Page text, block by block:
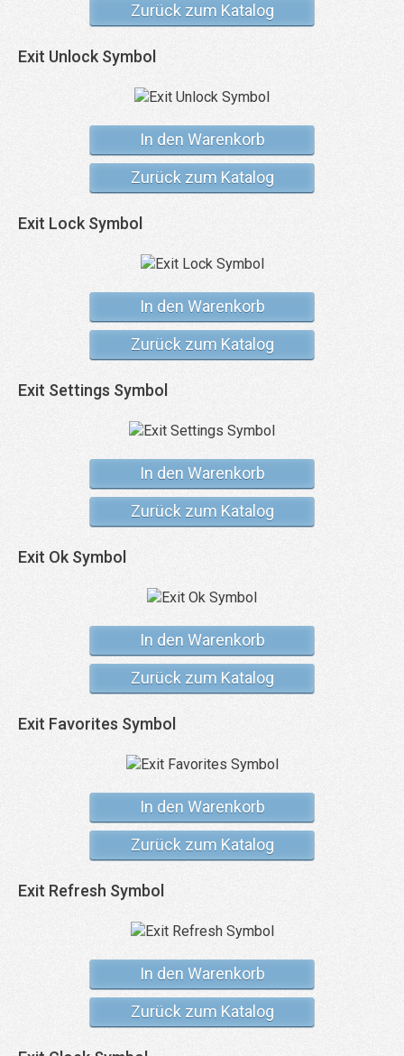
Zurück zum Katalog
Exit Unlock Symbol
In den Warenkorb
Zurück zum Katalog
Exit Lock Symbol
In den Warenkorb
Zurück zum Katalog
Exit Settings Symbol
In den Warenkorb
Zurück zum Katalog
Exit Ok Symbol
In den Warenkorb
Zurück zum Katalog
Exit Favorites Symbol
In den Warenkorb
Zurück zum Katalog
Exit Refresh Symbol
In den Warenkorb
Zurück zum Katalog